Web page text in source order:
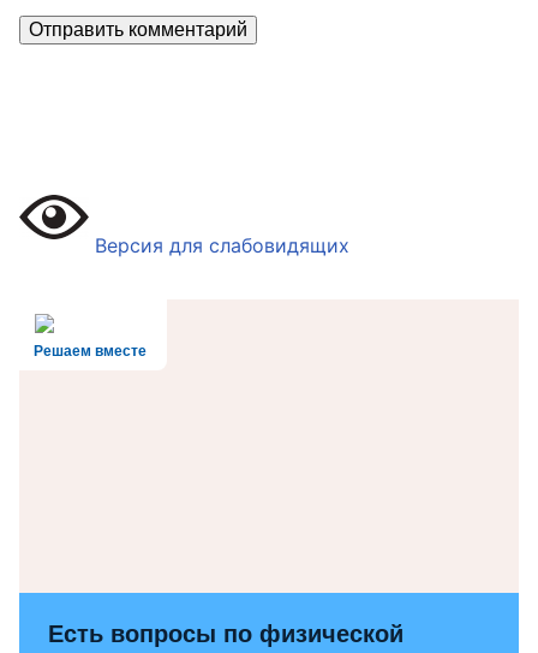
Версия для слабовидящих
Решаем вместе
Есть вопросы по физической